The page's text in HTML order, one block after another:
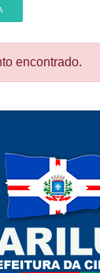
encontrado.